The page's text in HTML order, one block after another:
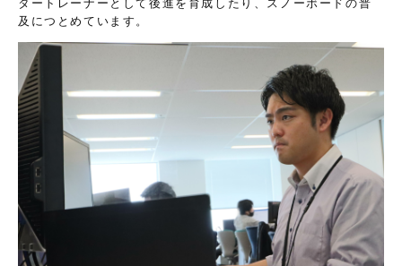
タートレーナーとして後進を育成したり、スノーボードの普
及につとめています。